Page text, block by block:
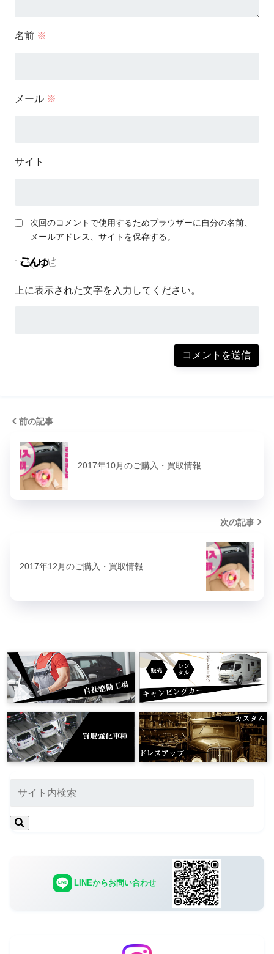
名前 ※
メール ※
サイト
次回のコメントで使用するためブラウザーに自分の名前、
メールアドレス、サイトを保存する。
上に表示された文字を入力してください。
前の記事
2017年10月のご購入・買取情報
次の記事
2017年12月のご購入・買取情報
LINEからお問い合わせ